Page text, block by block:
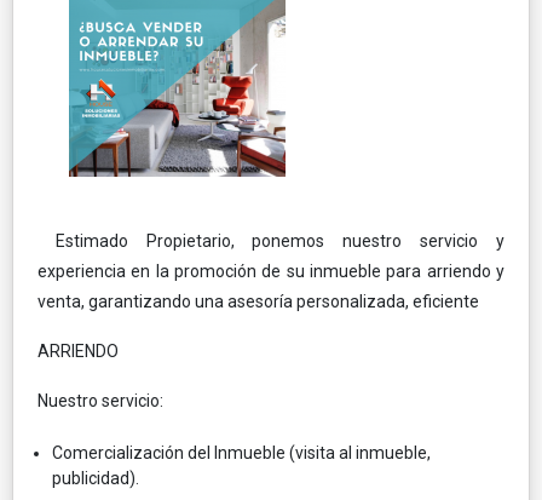
Estimado Propietario, ponemos nuestro servicio y
experiencia en la promoción de su inmueble para arriendo y
venta, garantizando una asesoría personalizada, eficiente
ARRIENDO
Nuestro servicio:
Comercialización del Inmueble (visita al inmueble,
publicidad).